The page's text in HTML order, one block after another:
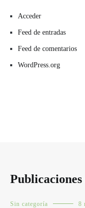
Acceder
Feed de entradas
Feed de comentarios
WordPress.org
Sin categoría 8